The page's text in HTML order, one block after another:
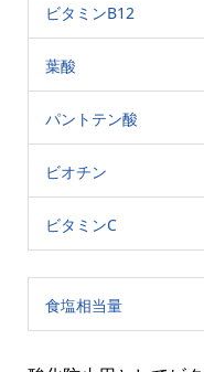
ビタミンB12
葉酸
パントテン酸
ビオチン
ビタミンC
食塩相当量